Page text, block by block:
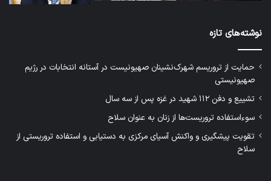
نوشته‌های تازه
حمایت از تروریسم شهرک‌نشینان صهیونیست در آستانه انتخابات در رژیم
صهیونیستی
تشییع و دفن ۱۱۲ شهید در غزه پس از سه سال
سوءاستفاده تروریست‌ها از زنان به عنوان سلاح
تقویت پیشگیری و واکنش آسیای مرکزی به دستیابی و استفاده تروریستی از
سلاح